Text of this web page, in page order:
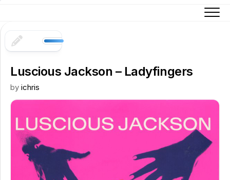
content
Luscious Jackson – Ladyfingers
by ichris